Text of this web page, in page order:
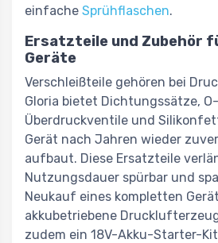
einfache Sprühflaschen.
Ersatzteile und Zubehör
Geräte
Verschleißteile gehören bei
Gloria bietet Dichtungssätze,
Überdruckventile und
Gerät nach Jahren wieder
aufbaut. Diese Ersatzteile
Nutzungsdauer spürbar und
Neukauf eines kompletten
akkubetriebene
zudem ein 18V-Akku-Starter-